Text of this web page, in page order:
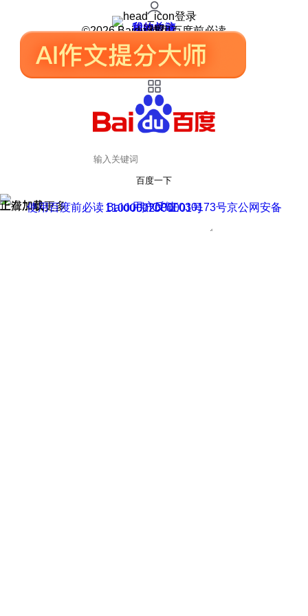
登录
我的关注
我的收藏
皮肤中心
用户反馈
设置
©2026 Baidu 使用百度前必读
百度一下
正在加载
上滑加载更多 用户反馈
使用百度前必读 Baidu 京ICP证030173号
京公网安备11000002000001号